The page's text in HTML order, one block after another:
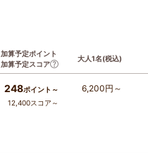
加算予定ポイント
加算予定スコア
大人1名(税込)
248ポイント～
12,400スコア～
6,200円～